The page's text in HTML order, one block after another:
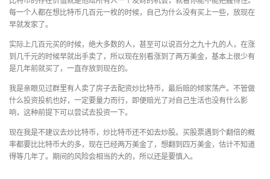
每一个人都在想比特币几百元一枚的时候，自己为什么没有买上一些，放现在
早就发家了。
实际上几百元买的时候，绝大多数的人，甚至可以说百分之九十九的人，在涨
到几千元的时候早就出手卖了，所以现在别看涨到了两万美金，基本上很少有
是几年前就买了，一直存放到现在的。
我是亲眼见过群里有人卖了房子去配资炒比特币，最后赔的倾家荡产。不管做
什么投资投机也好，一定要量力而行，即便赔光了对自己生活也没有什么影
响，这种前提下可以尝试去投资一下。
现在我是不建议去炒比特币，炒比特币还不如去炒股。买股票遇到个翻倍的概
率都要比比特币大的多，现在已经两万美金了，想翻到四万美金，估计不知道
得等几年了。期间的风险会相当的大的，所以还是要慎入。